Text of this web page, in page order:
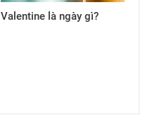
Valentine là ngày gì?